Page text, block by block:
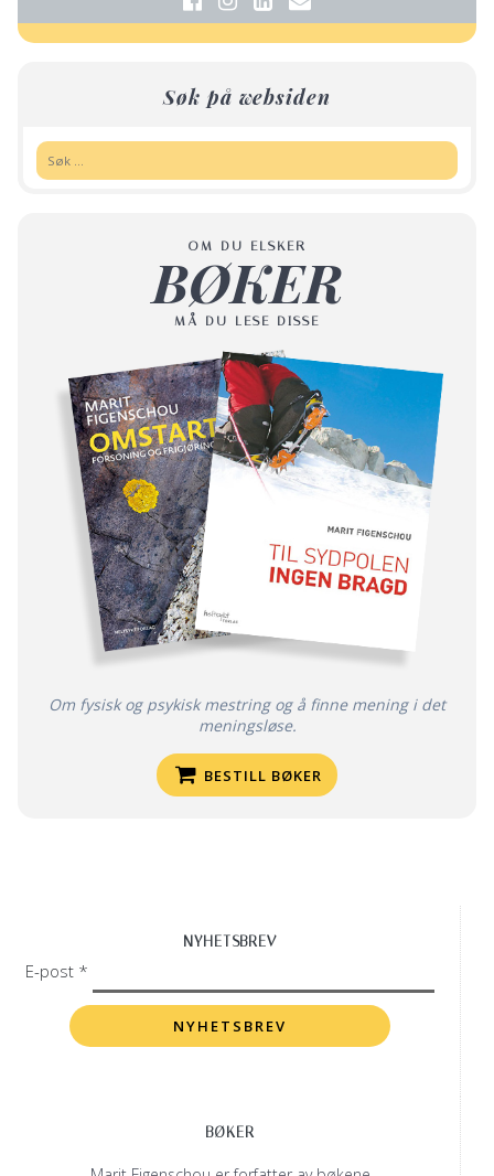
Søk på websiden
OM DU ELSKER
BØKER
MÅ DU LESE DISSE
Om fysisk og psykisk mestring og å finne mening i det
meningsløse.
BESTILL BØKER
NYHETSBREV
E-post *
BØKER